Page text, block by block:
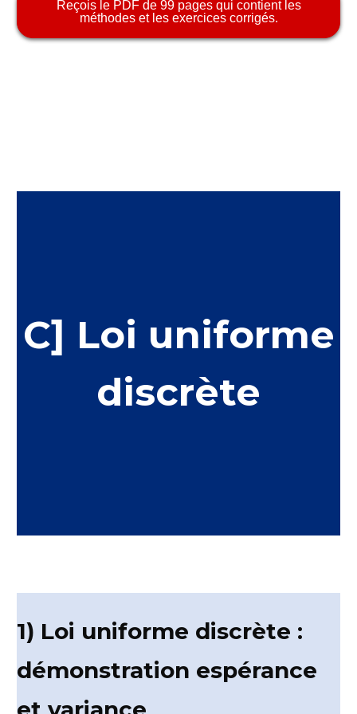
Reçois le PDF de 99 pages qui contient les
méthodes et les exercices corrigés.
C] Loi uniforme
discrète
1) Loi uniforme discrète :
démonstration espérance